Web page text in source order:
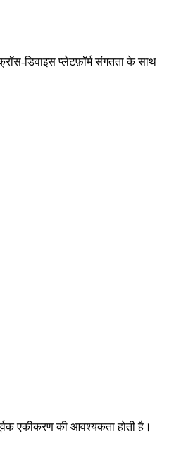
डिवाइस प्लेटफ़ॉर्म संगतता के साथ
एकीकरण की आवश्यकता होती है।